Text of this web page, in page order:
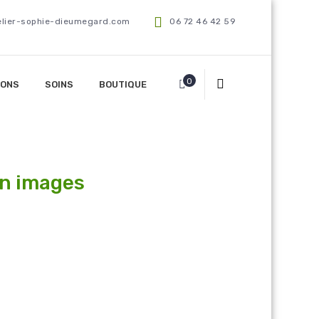
sophie-dieumegard.com 06 72 46 42 59
SOINS BOUTIQUE 0
images